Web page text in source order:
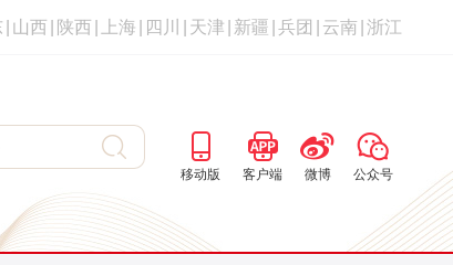
山西 陕西 上海 四川 天津 新疆 兵团 云南 浙江
移动版 客户端 微博 公众号